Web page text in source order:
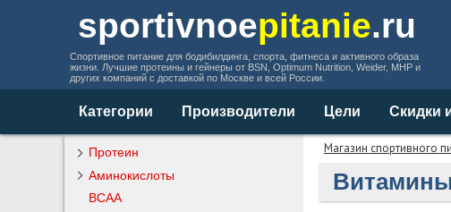
sportivnoepitanie.ru
Спортивное питание для бодибилдинга, спорта, фитнеса и активного образа
жизни. Лучшие протеины и гейнеры от BSN, Optimum Nutrition, Weider, MHP и
других компаний с доставкой по Москве и всей России.
Категории Производители Цели Скидки
Магазин спортивного
Протеин
Аминокислоты
BCAA